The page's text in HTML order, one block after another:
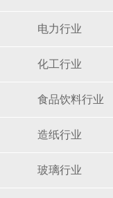
电力行业
化工行业
食品饮料行业
造纸行业
玻璃行业